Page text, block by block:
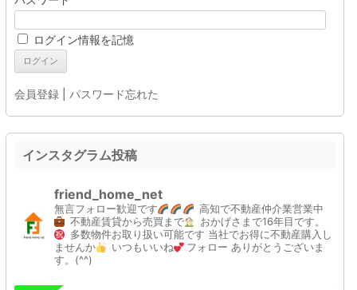
ログイン情報を記憶
会員登録 パスワード忘れた
インスタグラム投稿
friend_home_net
無言フォロー歓迎です
高知で不動産仲介業営業中
不動産賃貸から売買まで
おかげさまで16年目です。
多数物件お取り扱い可能です 当社でお得に不動産購入し
ませんか
いつもいいね フォロー ありがとうございま
す。(^^)